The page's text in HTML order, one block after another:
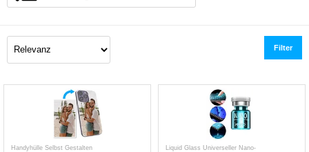
Filter
Handyhülle Selbst Gestalten
Liquid Glass Universeller Nano-